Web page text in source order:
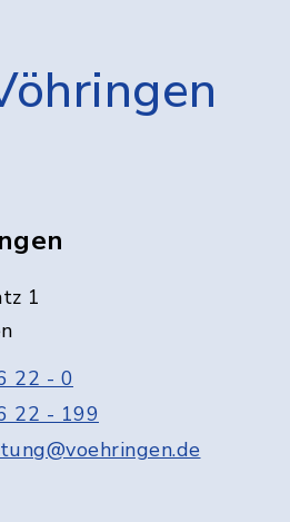
1
22 - 0
22 - 199